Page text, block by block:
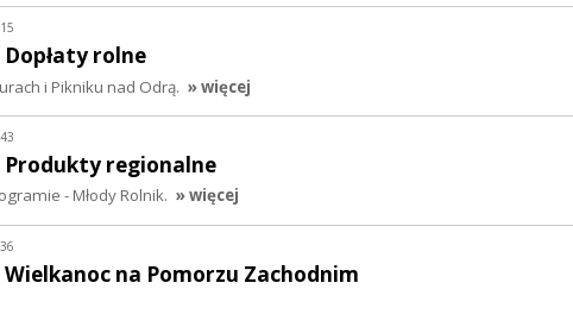
Dopłaty rolne
i Pikniku nad Odrą. » więcej
Produkty regionalne
- Młody Rolnik. » więcej
Wielkanoc na Pomorzu Zachodnim